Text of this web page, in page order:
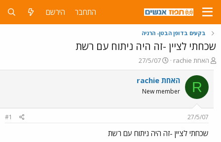
התחבר הירשם
בקעים בדופן הבטן- הרניה
שכחתי לציין -זה היה ניתוח עם רשת
פ
ו
ת
ח
ה
ש
א
rachie האחת
פ
ו
ר
ם
ר
27/5/07
R rachie האחת
New member
27/5/07
#1
שכחתי לציין -זה היה ניתוח עם רשת